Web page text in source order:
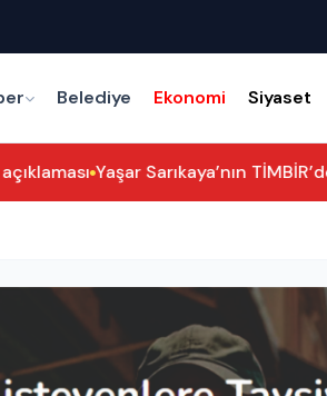
Belediye Ekonomi Siyaset
Yaşar Sarıkaya’nın